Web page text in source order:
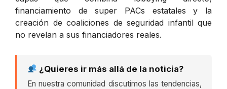
financiamiento de super PACs estatales y la
creación de coaliciones de seguridad infantil que
no revelan a sus financiadores reales.
¿Quieres ir más allá de la noticia?
En nuestra comunidad discutimos las tendencias,